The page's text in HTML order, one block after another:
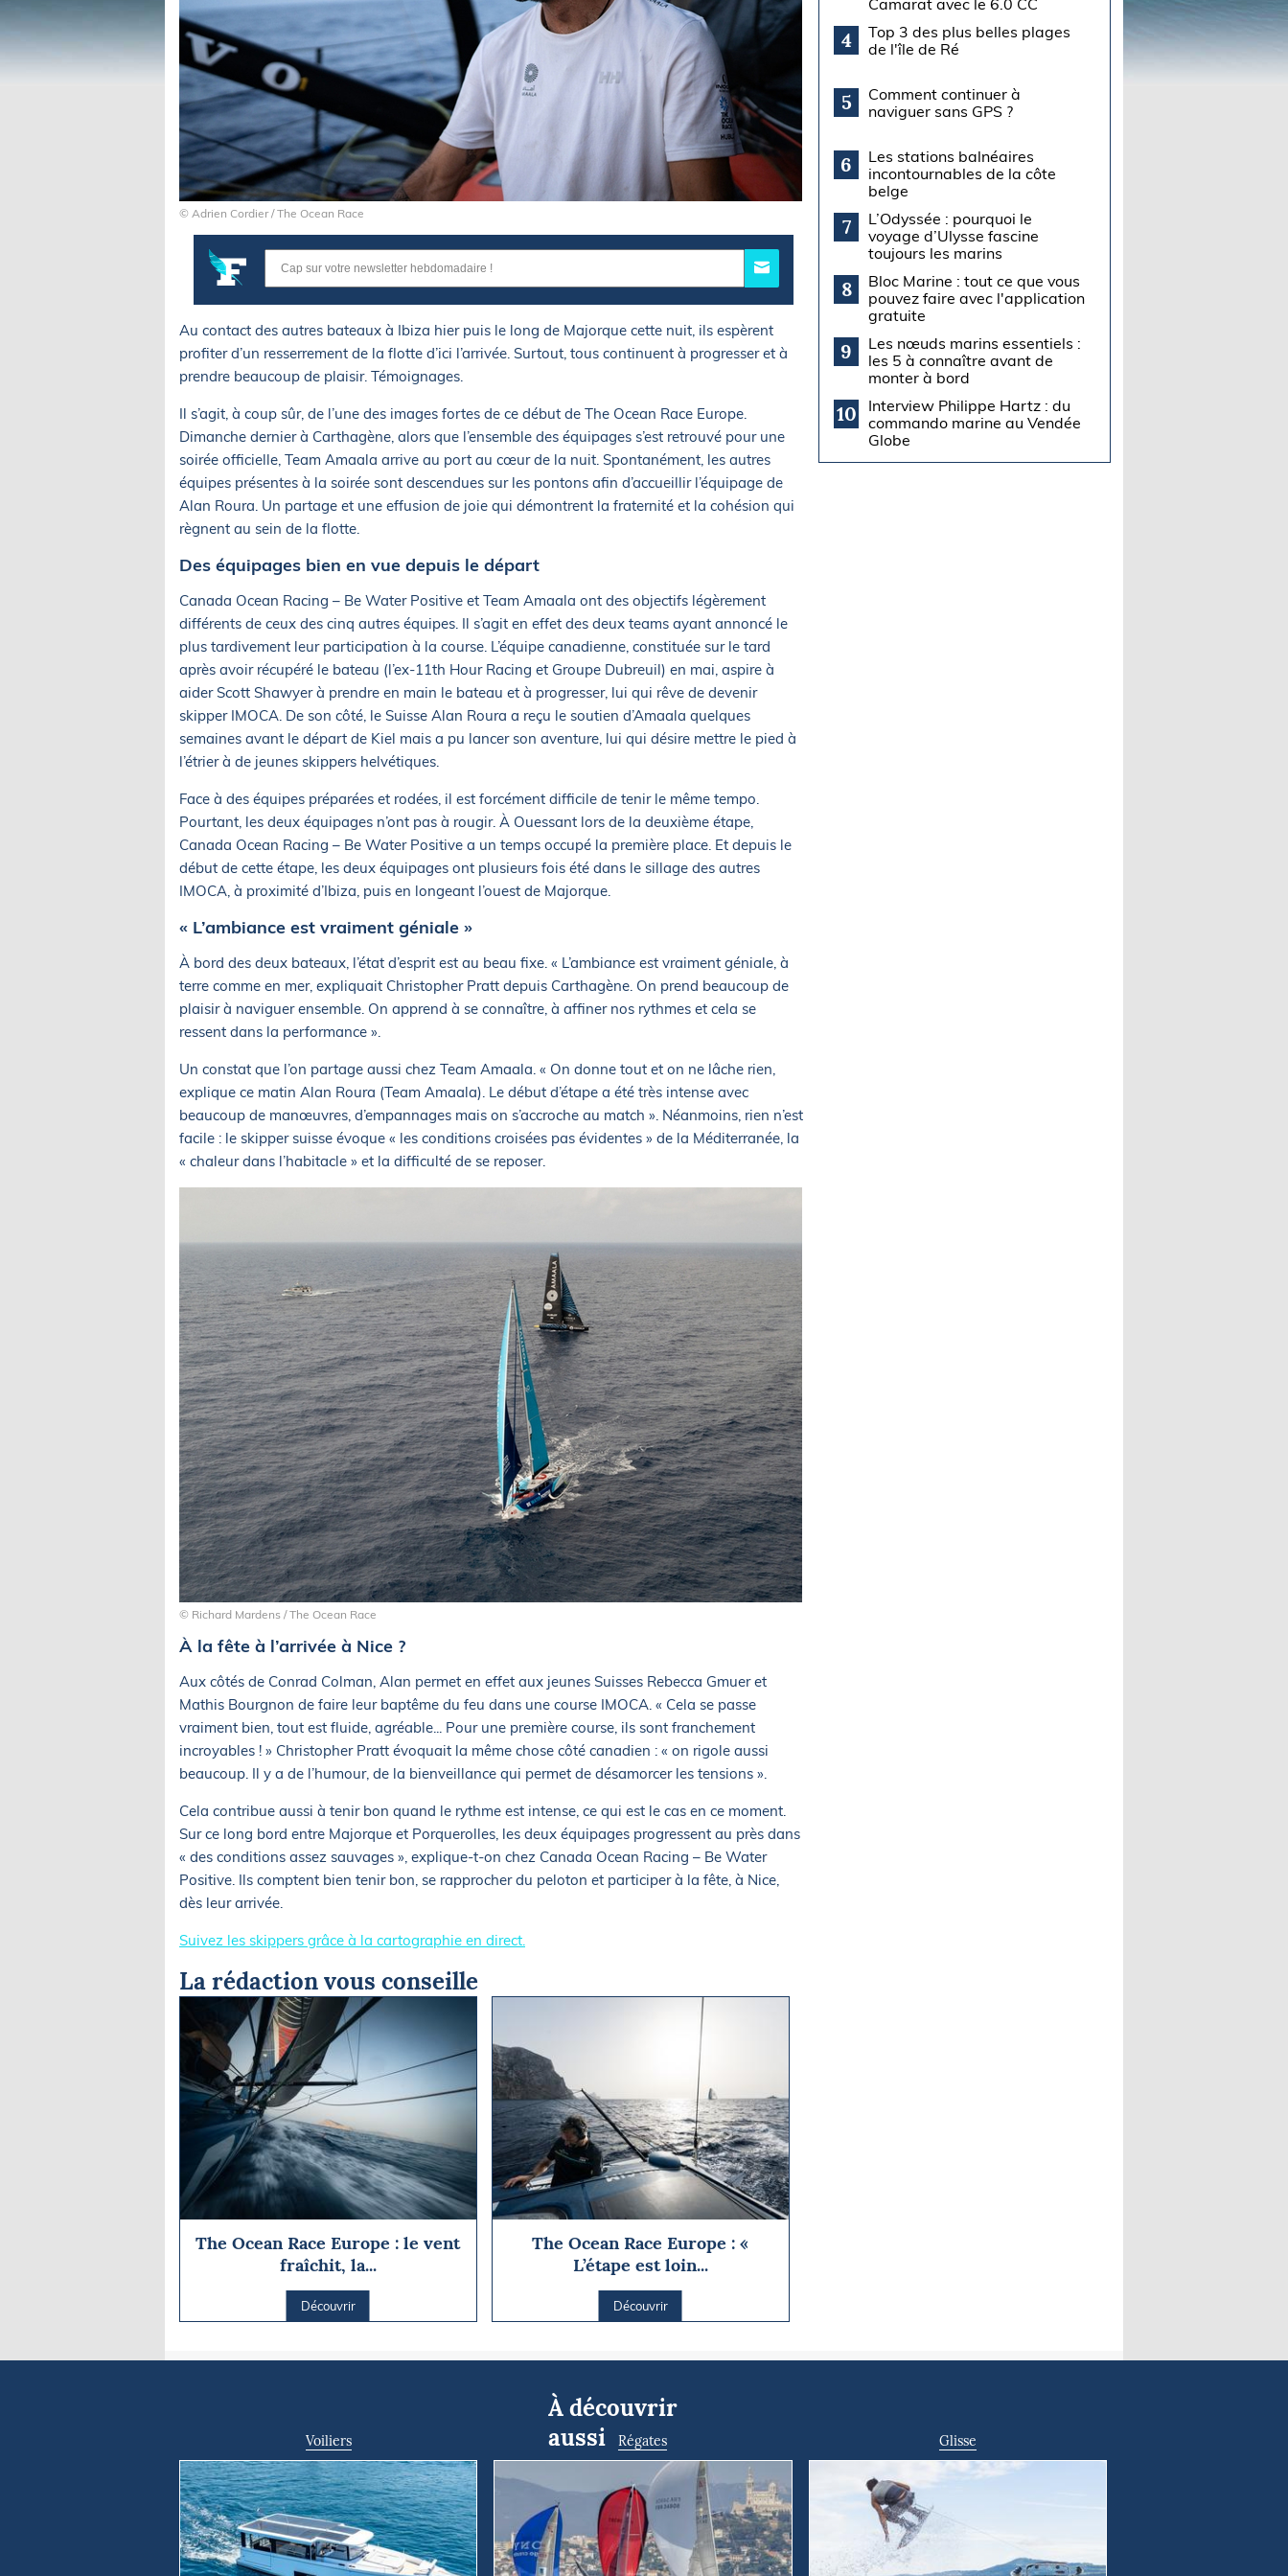
© Adrien Cordier / The Ocean Race
Au contact des autres bateaux à Ibiza hier puis le long de Majorque cette nuit, ils espèrent
profiter d’un resserrement de la flotte d’ici l’arrivée. Surtout, tous continuent à progresser et à
prendre beaucoup de plaisir. Témoignages.
Il s’agit, à coup sûr, de l’une des images fortes de ce début de The Ocean Race Europe.
Dimanche dernier à Carthagène, alors que l’ensemble des équipages s’est retrouvé pour une
soirée officielle, Team Amaala arrive au port au cœur de la nuit. Spontanément, les autres
équipes présentes à la soirée sont descendues sur les pontons afin d’accueillir l’équipage de
Alan Roura. Un partage et une effusion de joie qui démontrent la fraternité et la cohésion qui
règnent au sein de la flotte.
Des équipages bien en vue depuis le départ
Canada Ocean Racing – Be Water Positive et Team Amaala ont des objectifs légèrement
différents de ceux des cinq autres équipes. Il s’agit en effet des deux teams ayant annoncé le
plus tardivement leur participation à la course. L’équipe canadienne, constituée sur le tard
après avoir récupéré le bateau (l’ex-11th Hour Racing et Groupe Dubreuil) en mai, aspire à
aider Scott Shawyer à prendre en main le bateau et à progresser, lui qui rêve de devenir
skipper IMOCA. De son côté, le Suisse Alan Roura a reçu le soutien d’Amaala quelques
semaines avant le départ de Kiel mais a pu lancer son aventure, lui qui désire mettre le pied à
l’étrier à de jeunes skippers helvétiques.
Face à des équipes préparées et rodées, il est forcément difficile de tenir le même tempo.
Pourtant, les deux équipages n’ont pas à rougir. À Ouessant lors de la deuxième étape,
Canada Ocean Racing – Be Water Positive a un temps occupé la première place. Et depuis le
début de cette étape, les deux équipages ont plusieurs fois été dans le sillage des autres
IMOCA, à proximité d’Ibiza, puis en longeant l’ouest de Majorque.
« L’ambiance est vraiment géniale »
À bord des deux bateaux, l’état d’esprit est au beau fixe. « L’ambiance est vraiment géniale, à
terre comme en mer, expliquait Christopher Pratt depuis Carthagène. On prend beaucoup de
plaisir à naviguer ensemble. On apprend à se connaître, à affiner nos rythmes et cela se
ressent dans la performance ».
Un constat que l’on partage aussi chez Team Amaala. « On donne tout et on ne lâche rien,
explique ce matin Alan Roura (Team Amaala). Le début d’étape a été très intense avec
beaucoup de manœuvres, d’empannages mais on s’accroche au match ». Néanmoins, rien n’est
facile : le skipper suisse évoque « les conditions croisées pas évidentes » de la Méditerranée, la
« chaleur dans l’habitacle » et la difficulté de se reposer.
© Richard Mardens / The Ocean Race
À la fête à l’arrivée à Nice ?
Aux côtés de Conrad Colman, Alan permet en effet aux jeunes Suisses Rebecca Gmuer et
Mathis Bourgnon de faire leur baptême du feu dans une course IMOCA. « Cela se passe
vraiment bien, tout est fluide, agréable... Pour une première course, ils sont franchement
incroyables ! » Christopher Pratt évoquait la même chose côté canadien : « on rigole aussi
beaucoup. Il y a de l’humour, de la bienveillance qui permet de désamorcer les tensions ».
Cela contribue aussi à tenir bon quand le rythme est intense, ce qui est le cas en ce moment.
Sur ce long bord entre Majorque et Porquerolles, les deux équipages progressent au près dans
« des conditions assez sauvages », explique-t-on chez Canada Ocean Racing – Be Water
Positive. Ils comptent bien tenir bon, se rapprocher du peloton et participer à la fête, à Nice,
dès leur arrivée.
Suivez les skippers grâce à la cartographie en direct.
La rédaction vous conseille
The Ocean Race Europe : le vent
fraîchit, la...
Découvrir
The Ocean Race Europe : «
L’étape est loin...
Découvrir
4
Top 3 des plus belles plages
de l'île de Ré
5
Comment continuer à
naviguer sans GPS ?
6
Les stations balnéaires
incontournables de la côte
belge
7
L’Odyssée : pourquoi le
voyage d’Ulysse fascine
toujours les marins
8
Bloc Marine : tout ce que vous
pouvez faire avec l'application
gratuite
9
Les nœuds marins essentiels :
les 5 à connaître avant de
monter à bord
10
Interview Philippe Hartz : du
commando marine au Vendée
Globe
À découvrir
aussi
Voiliers Régates Glisse